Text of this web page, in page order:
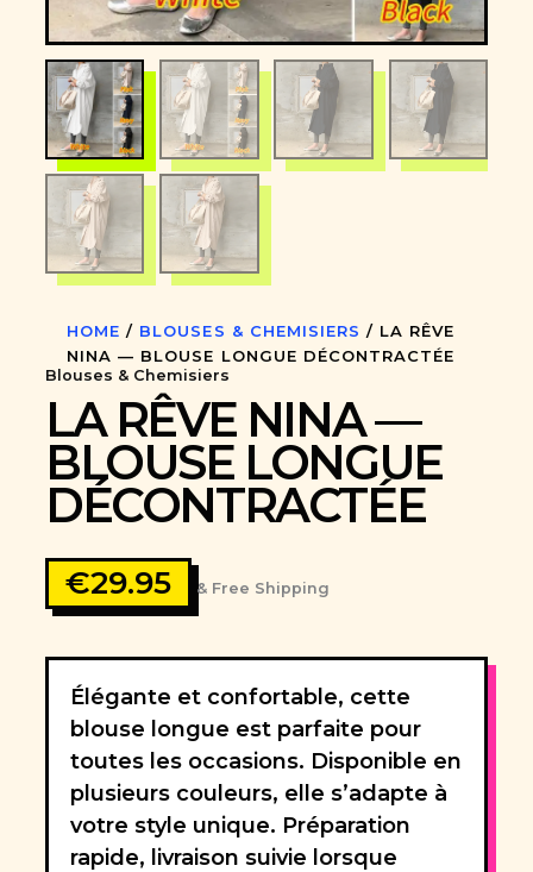
HOME / BLOUSES & CHEMISIERS / LA RÊVE
NINA — BLOUSE LONGUE DÉCONTRACTÉE
Blouses & Chemisiers
LA RÊVE NINA —
BLOUSE LONGUE
DÉCONTRACTÉE
€29.95 & Free Shipping
Élégante et confortable, cette
blouse longue est parfaite pour
toutes les occasions. Disponible en
plusieurs couleurs, elle s’adapte à
votre style unique. Préparation
rapide, livraison suivie lorsque